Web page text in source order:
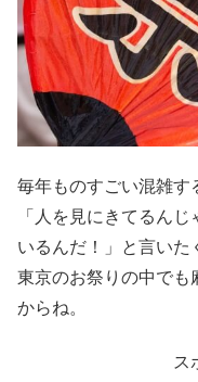
毎年ものすごい混雑す
「人を見にきてるん
いるんだ！」と言いた
東京のお祭りの中でも
からね。
ス